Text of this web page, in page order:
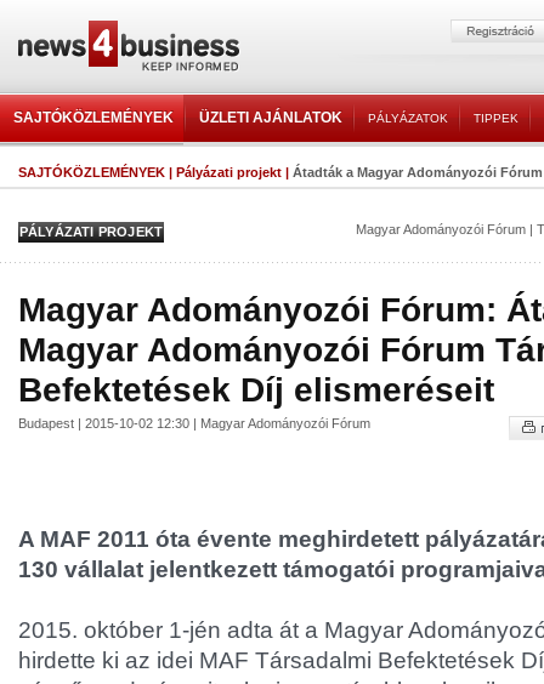
SAJTÓKÖZLEMÉNYEK ÜZLETI AJÁNLATOK PÁLYÁZATOK TIPPEK
SAJTÓKÖZLEMÉNYEK | Pályázati projekt | Átadták a Magyar Adományozói
PÁLYÁZATI PROJEKT Magyar Adományozói Fórum |
Magyar Adományozói Fórum:
Magyar Adományozói Fórum
Befektetések Díj elismeréseit
Budapest | 2015-10-02 12:30 | Magyar Adományozói Fórum
A MAF 2011 óta évente meghirdetett
130 vállalat jelentkezett támogatói
2015. október 1-jén adta át a Magyar
hirdette ki az idei MAF Társadalmi Befektetések